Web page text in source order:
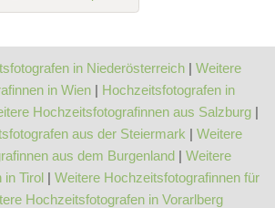
in Niederösterreich | Weitere
in Wien | Hochzeitsfotografen in
Hochzeitsfotografinnen aus Salzburg |
aus der Steiermark | Weitere
aus dem Burgenland| Weitere
in Tirol | Weitere Hochzeitsfotografinnen für
Hochzeitsfotografen in Vorarlberg